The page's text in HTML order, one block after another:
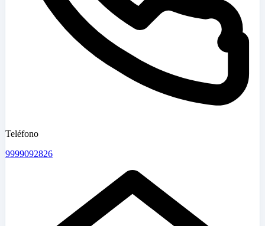
Teléfono
9999092826